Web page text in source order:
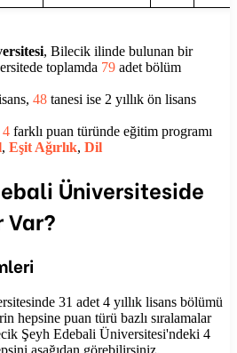
, Bilecik ilinde bulunan bir
toplamda 79 adet bölüm
48 tanesi ise 2 yıllık ön lisans
4 farklı puan türünde eğitim programı
, Eşit Ağırlık, Dil
Üniversiteside
Var?
31 adet 4 yıllık lisans bölümü
hepsine puan türü bazlı sıralamalar
Şeyh Edebali Üniversitesi'ndeki 4
aşağıdan görebilirsiniz.